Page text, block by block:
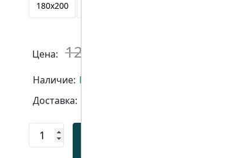
180x200
Цена: 123268
Наличие: Много
Доставка: